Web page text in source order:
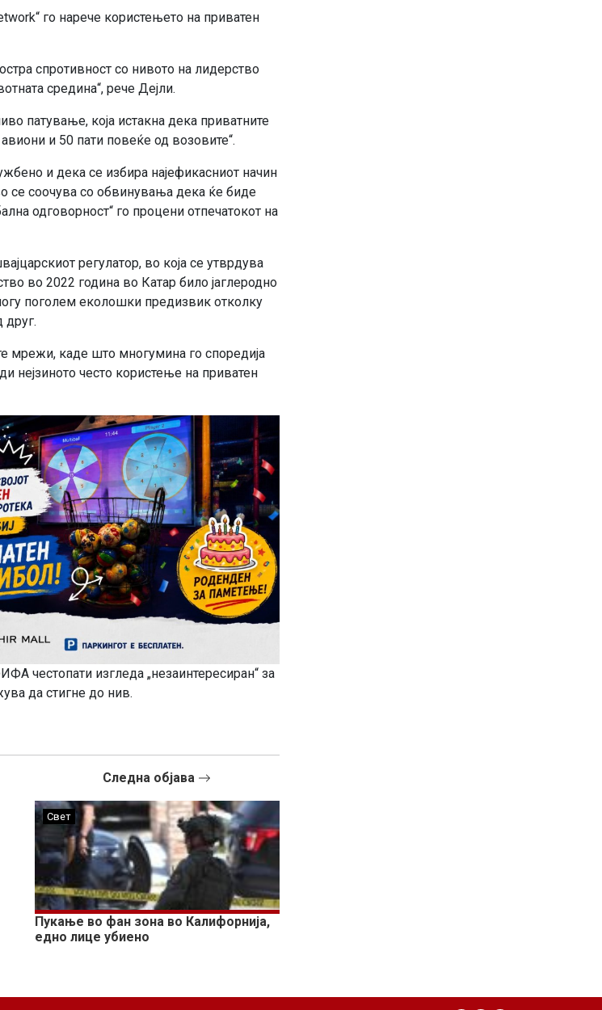
го нарече користењето на приватен
спротивност со нивото на лидерство
средина“, рече Дејли.
патување, која истакна дека приватните
и 50 пати повеќе од возовите“.
и дека се избира најефикасниот начин
се соочува со обвинувања дека ќе биде
одговорност“ го процени отпечатокот на
регулатор, во која се утврдува
во 2022 година во Катар било јаглеродно
поголем еколошки предизвик отколку
друг.
мрежи, каде што многумина го споредија
нејзиното често користење на приватен
честопати изгледа „незаинтересиран“ за
да стигне до нив.
Следна објава
Свет
Пукање во фан зона во Калифорнија,
eдно лице убиено